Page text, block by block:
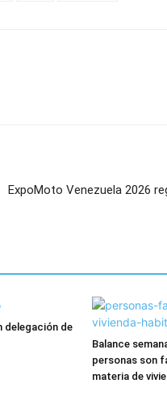
ExpoMoto Venezuela 2026
delegación de
Balance
personas son
materia de